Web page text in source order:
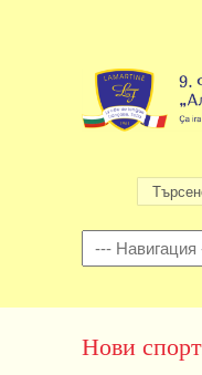
Навигация
Нови